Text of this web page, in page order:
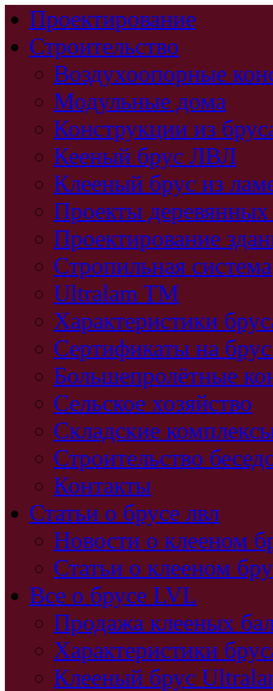
Проектирование
Строительство
Воздухоопорные
Модульные дома
Конструкции из
Кееный брус ЛВЛ
Клееный брус из
Проекты
Проектирование
Стропильная система
Ultralam TM
Характеристики
Сертификаты на
Большепролётные
Сельское хозяйство
Складские
Строительство
Контакты
Статьи о брусе лвл
Новости о клееном
Статьи о клееном
Все о брусе LVL
Продажа клееных
Характеристики
Клееный брус